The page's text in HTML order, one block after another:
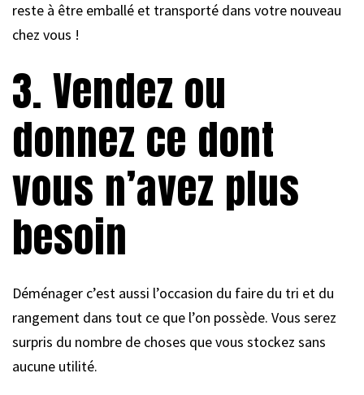
reste à être emballé et transporté dans votre nouveau
chez vous !
3. Vendez ou
donnez ce dont
vous n’avez plus
besoin
Déménager c’est aussi l’occasion du faire du tri et du
rangement dans tout ce que l’on possède. Vous serez
surpris du nombre de choses que vous stockez sans
aucune utilité.